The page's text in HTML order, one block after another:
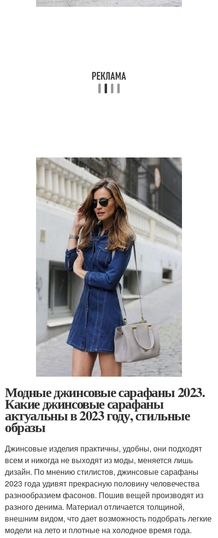
Модные джинсовые сарафаны 2023.
Какие джинсовые сарафаны
актуальны в 2023 году, стильные
образы
Джинсовые изделия практичны, удобны, они подходят
всем и никогда не выходят из моды, меняется лишь
дизайн. По мнению стилистов, джинсовые сарафаны
2023 года удивят прекрасную половину человечества
разнообразием фасонов. Пошив вещей производят из
разного денима. Материал отличается толщиной,
внешним видом, что дает возможность подобрать легкие
модели на лето и плотные на холодное время года.